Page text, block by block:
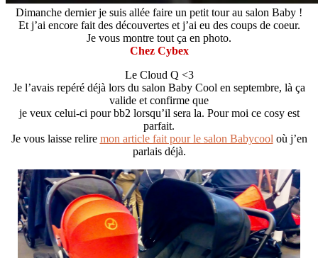
Dimanche dernier je suis allée faire un petit tour au salon Baby !
Et j’ai encore fait des découvertes et j’ai eu des coups de coeur.
Je vous montre tout ça en photo.
Chez Cybex
Le Cloud Q <3
Je l’avais repéré déjà lors du salon Baby Cool en septembre, là ça
valide et confirme que
je veux celui-ci pour bb2 lorsqu’il sera la. Pour moi ce cosy est
parfait.
Je vous laisse relire mon article fait pour le salon Babycool où j’en
parlais déjà.